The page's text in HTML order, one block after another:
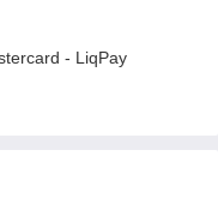
- LiqPay